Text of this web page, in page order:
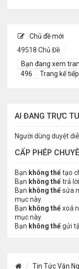
Chủ đề mới
49518 Chủ Đề
Bạn đang xem
496
Trang kế tiếp
AI ĐANG TRỰC
Người dùng duyệt
CẤP PHÉP
Bạn không thểtạo
Bạn không thểtrả
Bạn không thểsửa
mục này.
Bạn không thểxoá
mục này.
Bạn không thểgửi
Tin Tức Văn